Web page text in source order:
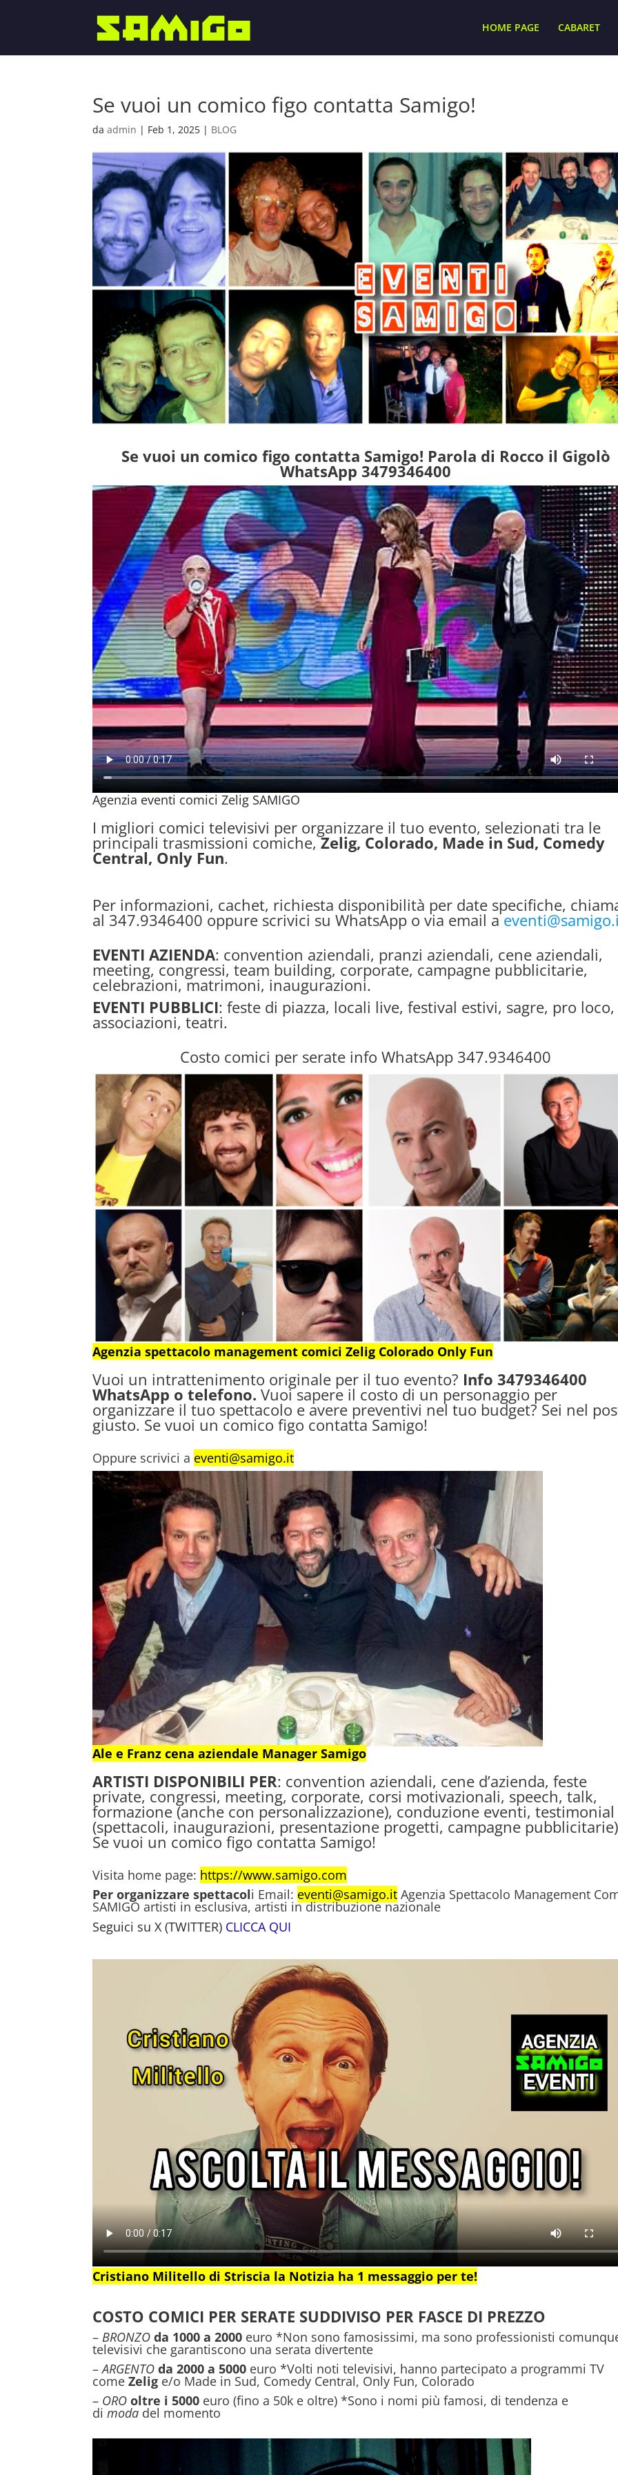
HOME PAGE CABARET
Se vuoi un comico figo contatta Samigo!
daadmin | Feb 1, 2025 | BLOG
Se vuoi un comico figo contatta Samigo! Parola di Rocco il Gigolò
WhatsApp 3479346400
Agenzia eventi comici Zelig SAMIGO
I migliori comici televisivi per organizzare il tuo evento, selezionati tra le
principali trasmissioni comiche,Zelig, Colorado, Made in Sud, Comedy
Central, Only Fun.
Per informazioni, cachet, richiesta disponibilità per date specifiche,
al 347.9346400 oppure scrivici su WhatsApp o via email a
EVENTI AZIENDA: convention aziendali, pranzi aziendali, cene aziendali,
meeting, congressi, team building, corporate, campagne pubblicitarie,
celebrazioni, matrimoni, inaugurazioni.
EVENTI PUBBLICI: feste di piazza, locali live, festival estivi, sagre, pro loco,
associazioni, teatri.
Costo comici per serate info WhatsApp 347.9346400
Agenzia spettacolo management comici Zelig Colorado Only Fun
Vuoi un intrattenimento originale per il tuo evento? Info 3479346400
WhatsApp o telefono. Vuoi sapere il costo di un personaggio per
organizzare il tuo spettacolo e avere preventivi nel tuo budget? Sei nel
giusto. Se vuoi un comico figo contatta Samigo!
Oppure scrivici a eventi@samigo.it
Ale e Franz cena aziendale Manager Samigo
ARTISTI DISPONIBILI PER: convention aziendali, cene d’azienda, feste
private, congressi, meeting, corporate, corsi motivazionali, speech, talk,
formazione (anche con personalizzazione), conduzione eventi, testimonial
(spettacoli, inaugurazioni, presentazione progetti, campagne
Se vuoi un comico figo contatta Samigo!
Visita home page: https://www.samigo.com
Per organizzare spettacoli Email: eventi@samigo.it Agenzia Spettacolo Management
SAMIGO artisti in esclusiva, artisti in distribuzione nazionale
Seguici su X (TWITTER) CLICCA QUI
Cristiano Militello di Striscia la Notizia ha 1 messaggio per te!
COSTO COMICI PER SERATE SUDDIVISO PER FASCE DI PREZZO
–BRONZO da 1000 a 2000 euro *Non sono famosissimi, ma sono professionisti
televisivi che garantiscono una serata divertente
–ARGENTO da 2000 a 5000 euro *Volti noti televisivi, hanno partecipato a programmi TV
comeZelig e/o Made in Sud, Comedy Central, Only Fun, Colorado
– ORO oltre i 5000 euro (fino a 50k e oltre) *Sono i nomi più famosi, di tendenza e
dimoda del momento